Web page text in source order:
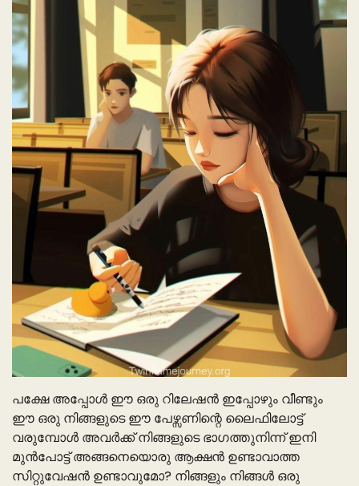
പക്ഷേ അപ്പോൾ ഈ ഒരു റിലേഷൻ ഇപ്പോഴും വീണ്ടും
ഈ ഒരു നിങ്ങളുടെ ഈ പേഴ്സണിന്റെ ലൈഫിലോട്ട്
വരുമ്പോൾ അവർക്ക് നിങ്ങളുടെ ഭാഗത്തുനിന്ന് ഇനി
മുൻപോട്ട് അങ്ങനെയൊരു ആക്ഷൻ ഉണ്ടാവാത്ത
സിറ്റുവേഷൻ ഉണ്ടാവുമോ? നിങ്ങളും നിങ്ങൾ ഒരു